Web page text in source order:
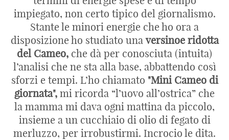
impiegato, non certo tipico del giornalismo.
Stante le minori energie che ho ora a
disposizione ho studiato una versinoe ridotta
del Cameo, che dà per conosciuta (intuita)
l’analisi che ne sta alla base, abbattendo così
sforzi e tempi. L’ho chiamato "Mini Cameo di
giornata", mi ricorda “l’uovo all’ostrica” che
la mamma mi dava ogni mattina da piccolo,
insieme a un cucchiaio di olio di fegato di
merluzzo, per irrobustirmi. Incrocio le dita.